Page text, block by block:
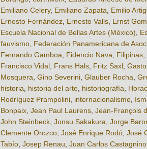
Emiliano Celery, Emiliano Zapata Emilio
Ernesto Fernández Ernesto Valls Ernst
Escuela Nacional de Bellas Artes (México)
fauvismo Federación Panamericana de
Fernando Gamboa
Fidencio Nava Filipinas
Francisco Vidal Frans Hals Fritz Saxl
Mosquera Gino Severini Glauber Rocha
historia
historia del arte historiografía
Rodríguez Prampolini internacionalismo
Bonpaix Jean Paul Laurens Jean-François
John Steinbeck Jonsu Sakakura Jorge
Clemente Orozco José Enrique Rodó José
Tabío Josep Renau Juan Carlos Castagnino